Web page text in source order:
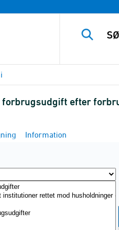
efter
Information